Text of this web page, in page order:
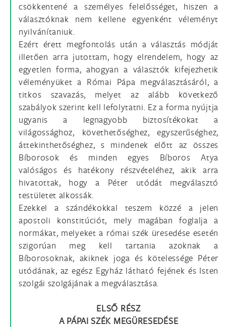
csökkentené a személyes felelősséget, hiszen a
választóknak nem kellene egyenként véleményt
nyilvánítaniuk.
Ezért érett megfontolás után a választás módját
illetően arra jutottam, hogy elrendelem, hogy az
egyetlen forma, ahogyan a választók kifejezhetik
véleményüket a Római Pápa megválasztásáról, a
titkos szavazás, melyet az alább következő
szabályok szerint kell lefolytatni. Ez a forma nyújtja
ugyanis a legnagyobb biztosítékokat a
világossághoz, követhetőséghez, egyszerűséghez,
áttekinthetőséghez, s mindenek előtt az összes
Bíborosok és minden egyes Bíboros Atya
valóságos és hatékony részvételéhez, akik arra
hivatottak, hogy a Péter utódát megválasztó
testületet alkossák.
Ezekkel a szándékokkal teszem közzé a jelen
apostoli konstitúciót, mely magában foglalja a
normákat, melyeket a római szék üresedése esetén
szigorúan meg kell tartania azoknak a
Bíborosoknak, akiknek joga és kötelessége Péter
utódának, az egész Egyház látható fejének és Isten
szolgái szolgájának a megválasztása.
ELSŐ RÉSZ
A PÁPAI SZÉK MEGÜRESEDÉSE